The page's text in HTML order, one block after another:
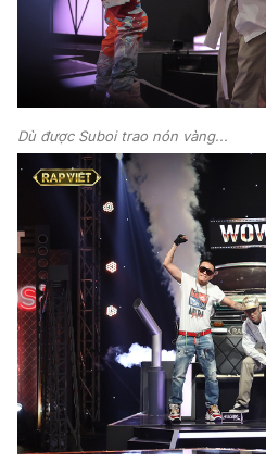
Dù được Suboi trao nón vàng...